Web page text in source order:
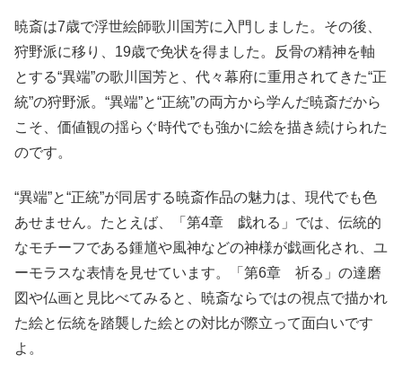
暁斎は7歳で浮世絵師歌川国芳に入門しました。その後、
狩野派に移り、19歳で免状を得ました。反骨の精神を軸
とする“異端”の歌川国芳と、代々幕府に重用されてきた“正
統”の狩野派。“異端”と“正統”の両方から学んだ暁斎だから
こそ、価値観の揺らぐ時代でも強かに絵を描き続けられた
のです。
“異端”と“正統”が同居する暁斎作品の魅力は、現代でも色
あせません。たとえば、「第4章 戯れる」では、伝統的
なモチーフである鍾馗や風神などの神様が戯画化され、ユ
ーモラスな表情を見せています。「第6章 祈る」の達磨
図や仏画と見比べてみると、暁斎ならではの視点で描かれ
た絵と伝統を踏襲した絵との対比が際立って面白いです
よ。